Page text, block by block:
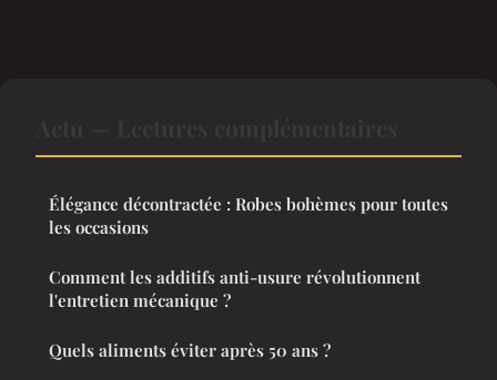
Élégance décontractée : Robes bohèmes pour toutes
les occasions
Comment les additifs anti-usure révolutionnent
l'entretien mécanique ?
Quels aliments éviter après 50 ans ?